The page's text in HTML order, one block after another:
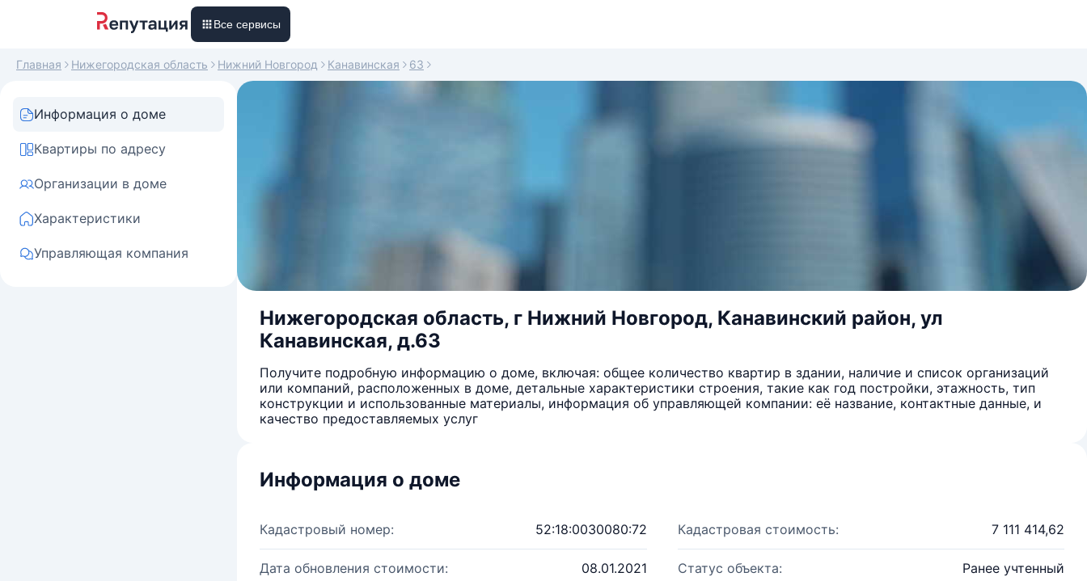
Все сервисы
Главная Нижегородская область Нижний Новгород Канавинская 63
Информация о доме
Квартиры по адресу
Организации в доме
Характеристики
Управляющая компания
Нижегородская область, г Нижний Новгород, Канавинский район, ул
Канавинская, д.63
Получите подробную информацию о доме, включая: общее количество квартир в здании, наличие и список организаций
или компаний, расположенных в доме, детальные характеристики строения, такие как год постройки, этажность, тип
конструкции и использованные материалы, информация об управляющей компании: её название, контактные данные, и
качество предоставляемых услуг
Информация о доме
Кадастровый номер: 52:18:0030080:72 Кадастровая стоимость: 7 111 414,62
Дата обновления стоимости: 08.01.2021 Статус объекта: Ранее учтенный